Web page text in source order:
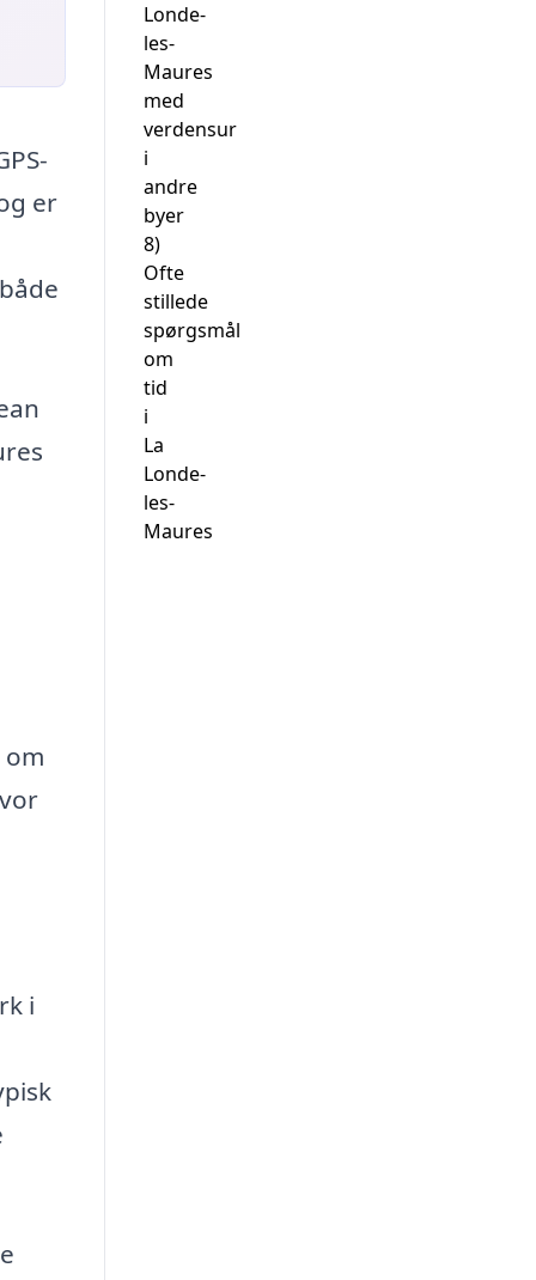
er
om
i
Londe-
les-
Maures
med
verdensur
i
andre
byer
8)
Ofte
stillede
spørgsmål
om
tid
i
La
Londe-
les-
Maures